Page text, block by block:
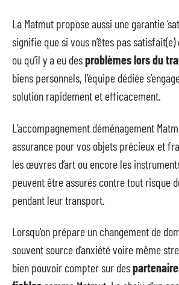
La Matmut propose aussi une garantie
signifie que si vous n’êtes pas
ou qu’il y a eu desproblèmes lors du
biens personnels, l’équipe dédiée
solution rapidement et efficacement.
L’accompagnement déménagement
assurance pour vos objets précieux et
les œuvres d’art ou encore les
peuvent être assurés contre tout risque
pendant leur transport.
Lorsqu’on prépare un changement de
souvent source d’anxiété voire même
bien pouvoir compter sur des